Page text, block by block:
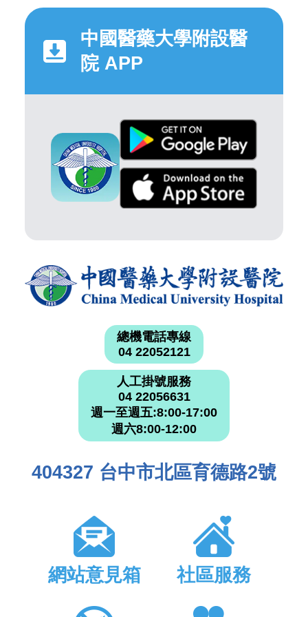
中國醫藥大學附設醫
院 APP
總機電話專線
04 22052121
人工掛號服務
04 22056631
週一至週五:8:00-17:00
週六8:00-12:00
404327 台中市北區育德路2號
網站意見箱 社區服務